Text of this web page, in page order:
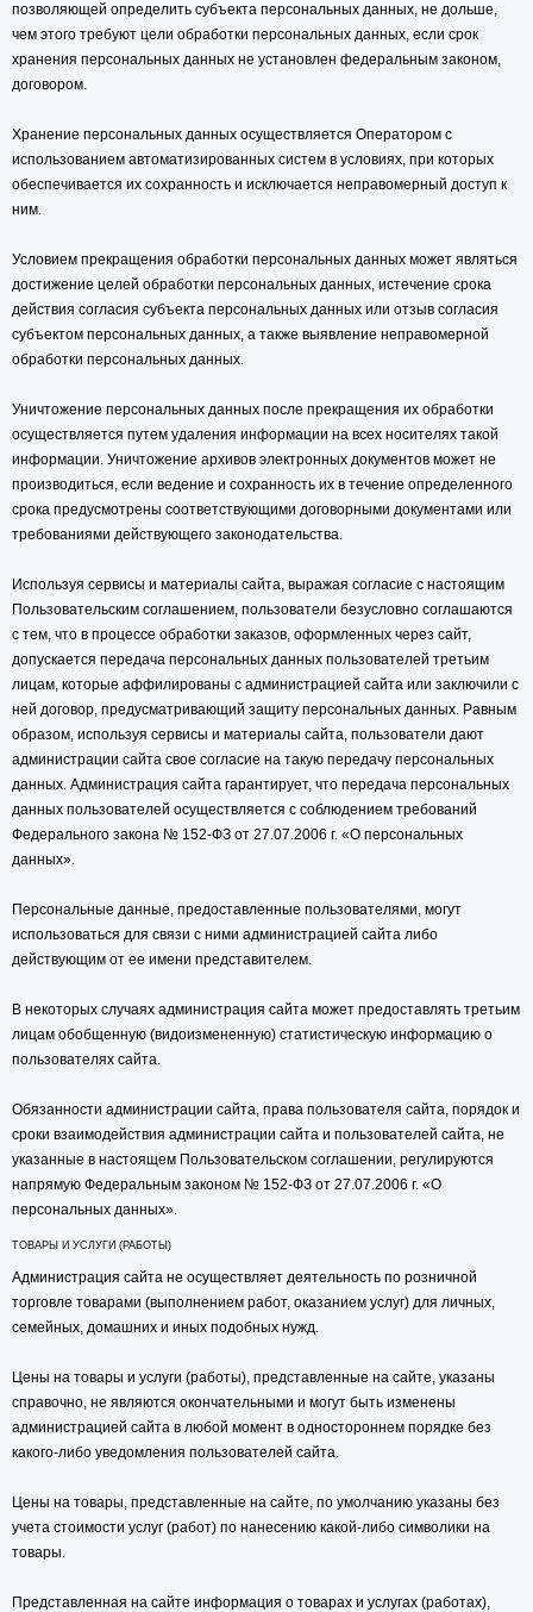
позволяющей определить субъекта персональных данных, не дольше,
чем этого требуют цели обработки персональных данных, если срок
хранения персональных данных не установлен федеральным законом,
договором.
Хранение персональных данных осуществляется Оператором с
использованием автоматизированных систем в условиях, при которых
обеспечивается их сохранность и исключается неправомерный доступ к
ним.
Условием прекращения обработки персональных данных может являться
достижение целей обработки персональных данных, истечение срока
действия согласия субъекта персональных данных или отзыв согласия
субъектом персональных данных, а также выявление неправомерной
обработки персональных данных.
Уничтожение персональных данных после прекращения их обработки
осуществляется путем удаления информации на всех носителях такой
информации. Уничтожение архивов электронных документов может не
производиться, если ведение и сохранность их в течение определенного
срока предусмотрены соответствующими договорными документами или
требованиями действующего законодательства.
Используя сервисы и материалы сайта, выражая согласие с настоящим
Пользовательским соглашением, пользователи безусловно соглашаются
с тем, что в процессе обработки заказов, оформленных через сайт,
допускается передача персональных данных пользователей третьим
лицам, которые аффилированы с администрацией сайта или заключили с
ней договор, предусматривающий защиту персональных данных. Равным
образом, используя сервисы и материалы сайта, пользователи дают
администрации сайта свое согласие на такую передачу персональных
данных. Администрация сайта гарантирует, что передача персональных
данных пользователей осуществляется с соблюдением требований
Федерального закона № 152-ФЗ от 27.07.2006 г. «О персональных
данных».
Персональные данные, предоставленные пользователями, могут
использоваться для связи с ними администрацией сайта либо
действующим от ее имени представителем.
В некоторых случаях администрация сайта может предоставлять третьим
лицам обобщенную (видоизмененную) статистическую информацию о
пользователях сайта.
Обязанности администрации сайта, права пользователя сайта, порядок и
сроки взаимодействия администрации сайта и пользователей сайта, не
указанные в настоящем Пользовательском соглашении, регулируются
напрямую Федеральным законом № 152-ФЗ от 27.07.2006 г. «О
персональных данных».
ТОВАРЫ И УСЛУГИ (РАБОТЫ)
Администрация сайта не осуществляет деятельность по розничной
торговле товарами (выполнением работ, оказанием услуг) для личных,
семейных, домашних и иных подобных нужд.
Цены на товары и услуги (работы), представленные на сайте, указаны
справочно, не являются окончательными и могут быть изменены
администрацией сайта в любой момент в одностороннем порядке без
какого-либо уведомления пользователей сайта.
Цены на товары, представленные на сайте, по умолчанию указаны без
учета стоимости услуг (работ) по нанесению какой-либо символики на
товары.
Представленная на сайте информация о товарах и услугах (работах),